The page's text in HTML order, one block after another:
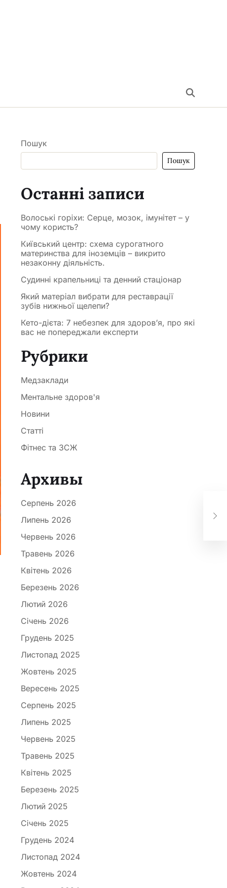
Пошук
Пошук
Останні записи
Волоські горіхи: Серце, мозок, імунітет – у
чому користь?
Київський центр: схема сурогатного
материнства для іноземців – викрито
незаконну діяльність.
Судинні крапельниці та денний стаціонар
Який матеріал вибрати для реставрації
зубів нижньої щелепи?
Кето-дієта: 7 небезпек для здоров’я, про які
вас не попереджали експерти
Рубрики
Медзаклади
Ментальне здоров'я
Новини
Статті
Фітнес та ЗСЖ
Архивы
Серпень 2026
Липень 2026
Червень 2026
Травень 2026
Квітень 2026
Березень 2026
Лютий 2026
Січень 2026
Грудень 2025
Листопад 2025
Жовтень 2025
Вересень 2025
Серпень 2025
Липень 2025
Червень 2025
Травень 2025
Квітень 2025
Березень 2025
Лютий 2025
Січень 2025
Грудень 2024
Листопад 2024
Жовтень 2024